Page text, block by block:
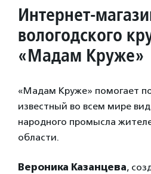
Интернет-
вологодского
«Мадам Круже»
«Мадам Круже» помогает
известный во всем мире
народного промысла
области.
Вероника Казанцева,